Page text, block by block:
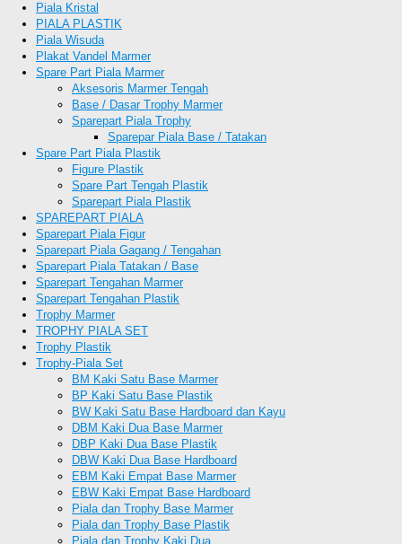
Piala Kristal
PIALA PLASTIK
Piala Wisuda
Plakat Vandel Marmer
Spare Part Piala Marmer
Aksesoris Marmer Tengah
Base / Dasar Trophy Marmer
Sparepart Piala Trophy
Sparepar Piala Base / Tatakan
Spare Part Piala Plastik
Figure Plastik
Spare Part Tengah Plastik
Sparepart Piala Plastik
SPAREPART PIALA
Sparepart Piala Figur
Sparepart Piala Gagang / Tengahan
Sparepart Piala Tatakan / Base
Sparepart Tengahan Marmer
Sparepart Tengahan Plastik
Trophy Marmer
TROPHY PIALA SET
Trophy Plastik
Trophy-Piala Set
BM Kaki Satu Base Marmer
BP Kaki Satu Base Plastik
BW Kaki Satu Base Hardboard dan Kayu
DBM Kaki Dua Base Marmer
DBP Kaki Dua Base Plastik
DBW Kaki Dua Base Hardboard
EBM Kaki Empat Base Marmer
EBW Kaki Empat Base Hardboard
Piala dan Trophy Base Marmer
Piala dan Trophy Base Plastik
Piala dan Trophy Kaki Dua